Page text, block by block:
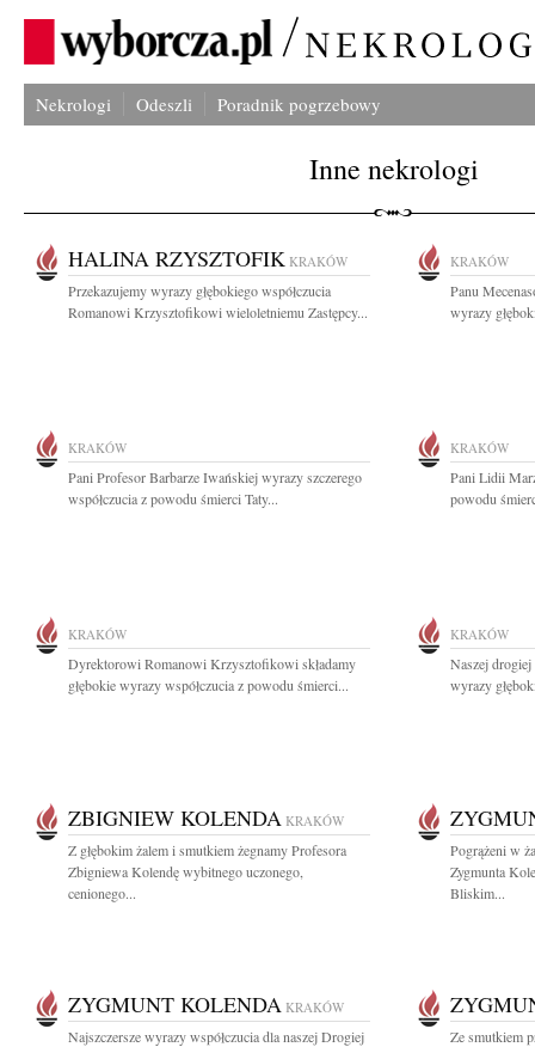
Nekrologi Odeszli Poradnik pogrzebowy
Inne nekrologi
HALINA RZYSZTOFIK KRAKÓW
Przekazujemy wyrazy głębokiego współczucia
Romanowi Krzysztofikowi wieloletniemu Zastępcy...
KRAKÓW
Panu
wyrazy
KRAKÓW
Pani Profesor Barbarze Iwańskiej wyrazy szczerego
współczucia z powodu śmierci Taty...
KRAKÓW
Pani Lidii
powodu
KRAKÓW
Dyrektorowi Romanowi Krzysztofikowi składamy
głębokie wyrazy współczucia z powodu śmierci...
KRAKÓW
Naszej
wyrazy
ZBIGNIEW KOLENDA KRAKÓW
Z głębokim żalem i smutkiem żegnamy Profesora
Zbigniewa Kolendę wybitnego uczonego,
cenionego...
Pogrążeni w
Zygmunta
Bliskim...
ZYGMUNT KOLENDA KRAKÓW
Najszczersze wyrazy współczucia dla naszej Drogiej
Ze smutkiem